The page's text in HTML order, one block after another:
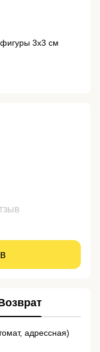
3х3 см
адрессная)